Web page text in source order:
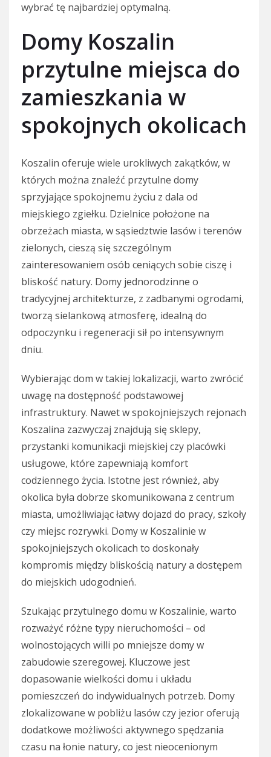
wybrać tę najbardziej optymalną.
Domy Koszalin
przytulne miejsca do
zamieszkania w
spokojnych okolicach
Koszalin oferuje wiele urokliwych zakątków, w
których można znaleźć przytulne domy
sprzyjające spokojnemu życiu z dala od
miejskiego zgiełku. Dzielnice położone na
obrzeżach miasta, w sąsiedztwie lasów i terenów
zielonych, cieszą się szczególnym
zainteresowaniem osób ceniących sobie ciszę i
bliskość natury. Domy jednorodzinne o
tradycyjnej architekturze, z zadbanymi ogrodami,
tworzą sielankową atmosferę, idealną do
odpoczynku i regeneracji sił po intensywnym
dniu.
Wybierając dom w takiej lokalizacji, warto zwrócić
uwagę na dostępność podstawowej
infrastruktury. Nawet w spokojniejszych rejonach
Koszalina zazwyczaj znajdują się sklepy,
przystanki komunikacji miejskiej czy placówki
usługowe, które zapewniają komfort
codziennego życia. Istotne jest również, aby
okolica była dobrze skomunikowana z centrum
miasta, umożliwiając łatwy dojazd do pracy, szkoły
czy miejsc rozrywki. Domy w Koszalinie w
spokojniejszych okolicach to doskonały
kompromis między bliskością natury a dostępem
do miejskich udogodnień.
Szukając przytulnego domu w Koszalinie, warto
rozważyć różne typy nieruchomości – od
wolnostojących willi po mniejsze domy w
zabudowie szeregowej. Kluczowe jest
dopasowanie wielkości domu i układu
pomieszczeń do indywidualnych potrzeb. Domy
zlokalizowane w pobliżu lasów czy jezior oferują
dodatkowe możliwości aktywnego spędzania
czasu na łonie natury, co jest nieocenionym